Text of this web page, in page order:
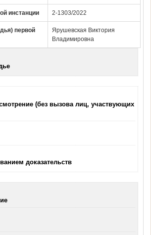
инстанции 2-1303/2022
первой
Ярушевская Виктория
Владимировна
(без вызова лиц, участвующих
доказательств